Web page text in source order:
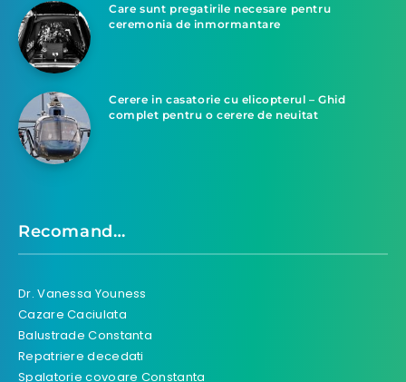
Care sunt pregatirile necesare pentru
ceremonia de inmormantare
Cerere in casatorie cu elicopterul – Ghid
complet pentru o cerere de neuitat
Recomand…
Dr. Vanessa Youness
Cazare Caciulata
Balustrade Constanta
Repatriere decedati
Spalatorie covoare Constanta